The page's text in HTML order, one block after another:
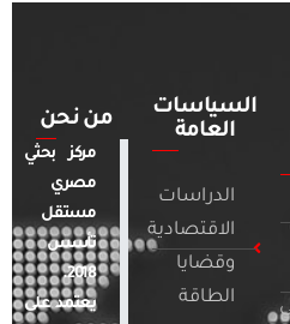
السياسات
العامة
الدراسات
الاقتصادية
وقضايا
الطاقة
من نحن
مركز بحثي
مصري
مستقل
تأسس
2018.
يعتمد على